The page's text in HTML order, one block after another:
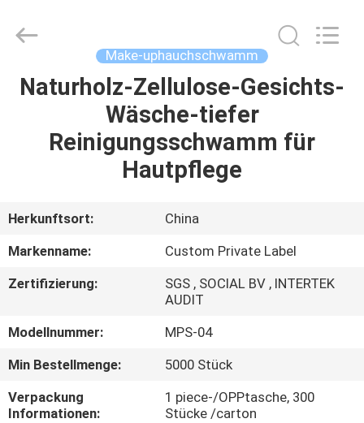
HAUS
PRODUKTE
UNS
AUSFLUG
SITEMAP
Make-uphauchschwamm
Naturholz-Zellulose-Gesichts-
Wäsche-tiefer
Reinigungsschwamm für
Hautpflege
Herkunftsort:
China
Markenname:
Custom Private Label
Zertifizierung:
SGS , SOCIAL BV , INTERTEK
AUDIT
Modellnummer:
MPS-04
Min Bestellmenge:
5000 Stück
Verpackung
Informationen:
1 piece-/OPPtasche, 300
Stücke /carton